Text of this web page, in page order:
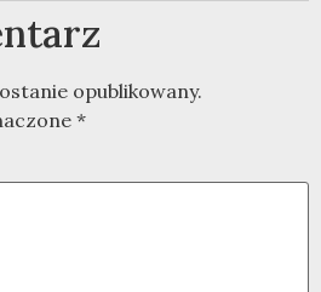
opublikowany.
*